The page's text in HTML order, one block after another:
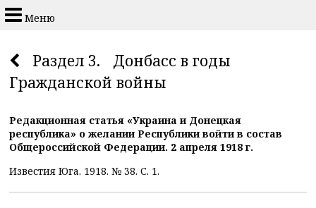
Меню
Раздел 3. Донбасс в годы
Гражданской войны
Редакционная статья «Украина и Донецкая
республика» о желании Республики войти в состав
Общероссийской Федерации. 2 апреля 1918 г.
Известия Юга. 1918. № 38. С. 1.